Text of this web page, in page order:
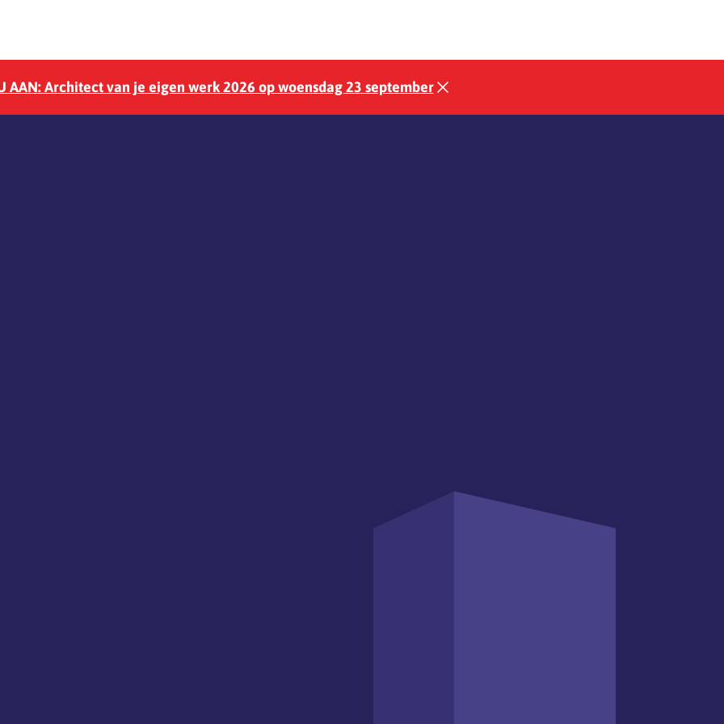
AAN: Architect van je eigen werk 2026 op woensdag 23 september